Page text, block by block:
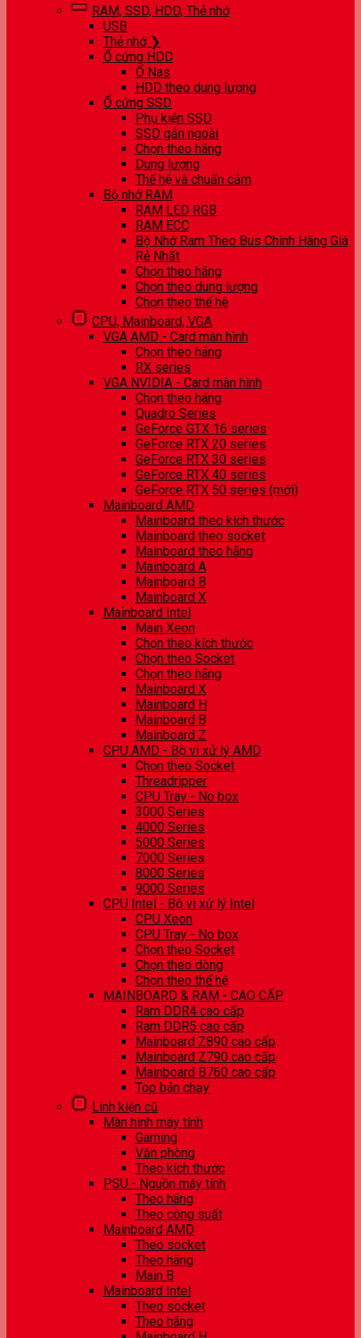
RAM, SSD, HDD, Thẻ nhớ
USB
Thẻ nhớ ❯
Ổ cứng HDD
Ổ Nas
HDD theo dung lượng
Ổ cứng SSD
Phụ kiện SSD
SSD gắn ngoài
Chọn theo hãng
Dung lượng
Thế hệ và chuẩn cắm
Bộ nhớ RAM
RAM LED RGB
RAM ECC
Bộ Nhớ Ram Theo Bus Chính Hãng Giá
Rẻ Nhất
Chọn theo hãng
Chọn theo dung lượng
Chọn theo thế hệ
CPU, Mainboard, VGA
VGA AMD - Card màn hình
Chọn theo hãng
RX series
VGA NVIDIA - Card màn hình
Chọn theo hãng
Quadro Series
GeForce GTX 16 series
GeForce RTX 20 series
GeForce RTX 30 series
GeForce RTX 40 series
GeForce RTX 50 series (mới)
Mainboard AMD
Mainboard theo kích thước
Mainboard theo socket
Mainboard theo hãng
Mainboard A
Mainboard B
Mainboard X
Mainboard Intel
Main Xeon
Chọn theo kích thước
Chọn theo Socket
Chọn theo hãng
Mainboard X
Mainboard H
Mainboard B
Mainboard Z
CPU AMD - Bộ vi xử lý AMD
Chọn theo Socket
Threadripper
CPU Tray - No box
3000 Series
4000 Series
5000 Series
7000 Series
8000 Series
9000 Series
CPU Intel - Bộ vi xử lý Intel
CPU Xeon
CPU Tray - No box
Chọn theo Socket
Chọn theo dòng
Chọn theo thế hệ
MAINBOARD & RAM - CAO CẤP
Ram DDR4 cao cấp
Ram DDR5 cao cấp
Mainboard Z890 cao cấp
Mainboard Z790 cao cấp
Mainboard B760 cao cấp
Top bán chạy
Linh kiện cũ
Màn hình máy tính
Gaming
Văn phòng
Theo kích thước
PSU - Nguồn máy tính
Theo hãng
Theo công suất
Mainboard AMD
Theo socket
Theo hãng
Main B
Mainboard Intel
Theo socket
Theo hãng